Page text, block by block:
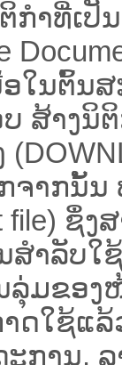
ຳທີ່ເປັ
ໃນຕົ້ນ
ສ້າງນິ
ຈາກນັ້ນ
file) ຊຶ່
ຳລັບໃ
ມຂອງ
າດໃຊ້ແ
ການ.